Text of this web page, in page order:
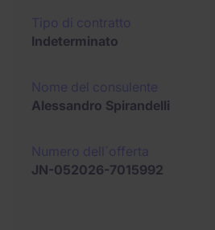
Indeterminato
Alessandro Spirandelli
JN-052026-7015992